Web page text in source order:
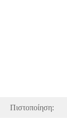
Πιστοποίηση: